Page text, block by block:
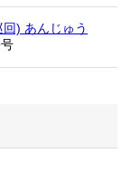
) あんじゅう